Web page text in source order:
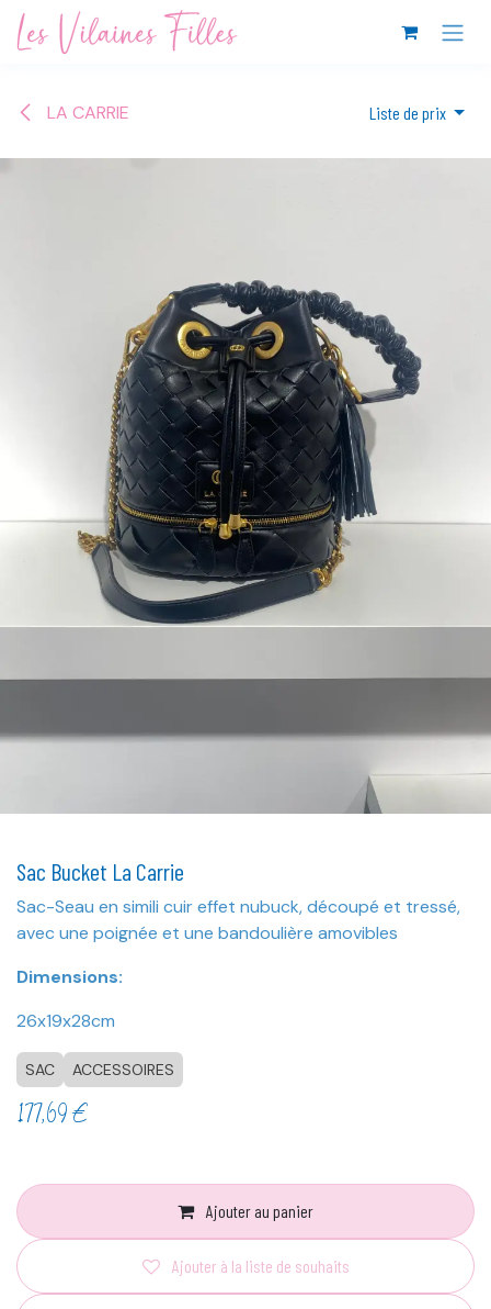
Se rendre au contenu
LA CARRIE Liste de prix
Sac Bucket La Carrie
Sac-Seau en simili cuir effet nubuck, découpé et tressé,
avec une poignée et une bandoulière amovibles
Dimensions:
26x19x28cm
SAC ACCESSOIRES
177,69€
Ajouter au panier
Ajouter à la liste de souhaits